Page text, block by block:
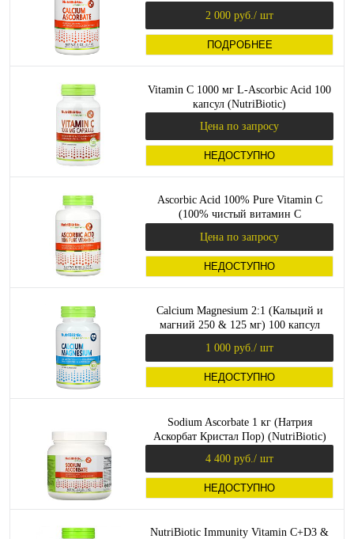
2 000 руб. / шт
ПОДРОБНЕЕ
Vitamin C 1000 мг L-Ascorbic Acid 100
капсул (NutriBiotic)
Цена по запросу
НЕДОСТУПНО
Ascorbic Acid 100% Pure Vitamin C
(100% чистый витамин С
(NutriBiotic)
Цена по запросу
НЕДОСТУПНО
Calcium Magnesium 2:1 (Кальций и
магний 250 & 125 мг) 100 капсул
1 000 руб. / шт
НЕДОСТУПНО
Sodium Ascorbate 1 кг (Натрия
Аскорбат Кристал Пор) (NutriBiotic)
4 400 руб. / шт
НЕДОСТУПНО
NutriBiotic Immunity Vitamin C+D3 &